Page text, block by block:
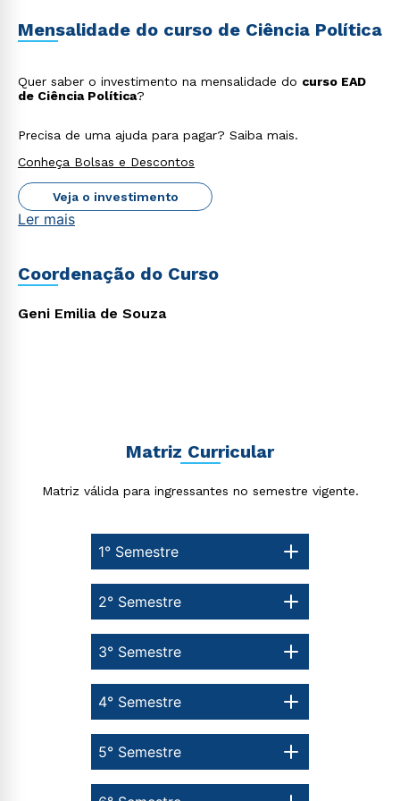
Mensalidade do curso de Ciência Política
Quer saber o investimento na mensalidade do curso EAD
de Ciência Política?
Precisa de uma ajuda para pagar? Saiba mais.
Conheça Bolsas e Descontos
Veja o investimento
Ler mais
Coordenação do Curso
Geni Emilia de Souza
Matriz Curricular
Matriz válida para ingressantes no semestre vigente.
1° Semestre
5° Semestre
4° Semestre
3° Semestre
2° Semestre
ou